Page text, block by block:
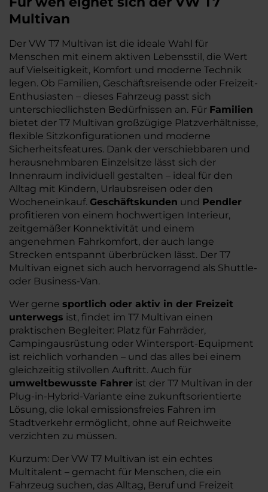
Multivan
Der VW T7 Multivan ist die ideale Wahl für
Menschen mit einem aktiven Lebensstil, die Wert
auf Vielseitigkeit, Komfort und moderne Technik
legen. Ob Familien, Geschäftsreisende oder Freizeit-
Enthusiasten – dieses Fahrzeug passt sich
unterschiedlichsten Bedürfnissen an. Für Familien
bietet der T7 Multivan großzügige Platzverhältnisse,
flexible Sitzkonfigurationen und moderne
Sicherheitsfeatures. Dank der verschiebbaren und
herausnehmbaren Einzelsitze lässt sich der
Innenraum individuell gestalten – ideal für den
Alltag mit Kindern, Urlaubsreisen oder den
Wocheneinkauf. Geschäftskunden und Pendler
profitieren von einem hochwertigen Interieur,
zeitgemäßer Konnektivität und einem
angenehmen Fahrkomfort, der auch lange
Strecken entspannt überbrücken lässt. Der T7
Multivan eignet sich auch hervorragend als Shuttle-
oder Business-Van.
Wer gerne sportlich oder aktiv in der Freizeit
unterwegs ist, findet im T7 Multivan einen
praktischen Begleiter: Platz für Fahrräder,
Campingausrüstung oder Wintersport-Equipment
ist reichlich vorhanden – und das alles bei einem
gleichzeitig stilvollen Auftritt. Auch für
umweltbewusste Fahrer ist der T7 Multivan in der
Plug-in-Hybrid-Variante eine zukunftsorientierte
Lösung, die lokal emissionsfreies Fahren im
Stadtverkehr ermöglicht, ohne auf Reichweite
verzichten zu müssen.
Kurzum: Der VW T7 Multivan ist ein echtes
Multitalent – gemacht für Menschen, die ein
Fahrzeug suchen, das Alltag, Beruf und Freizeit